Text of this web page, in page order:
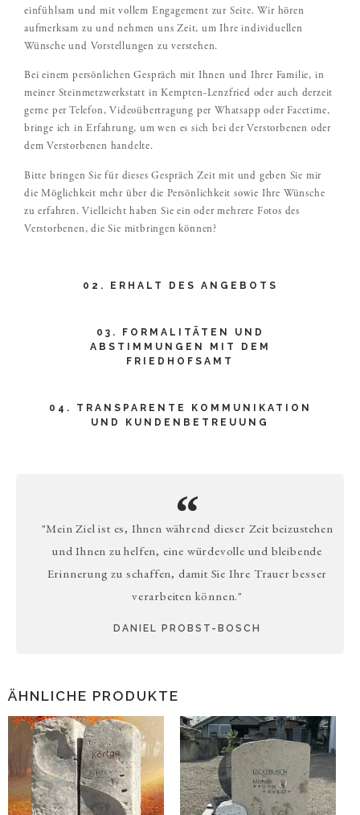
02. ERHALT DES ANGEBOTS
03. FORMALITÄTEN UND
ABSTIMMUNGEN MIT DEM
FRIEDHOFSAMT
04. TRANSPARENTE KOMMUNIKATION
UND KUNDENBETREUUNG
einfühlsam und mit vollem Engagement zur Seite. Wir hören
aufmerksam zu und nehmen uns Zeit, um Ihre individuellen
Wünsche und Vorstellungen zu verstehen.
Bei einem persönlichen Gespräch mit Ihnen und Ihrer Familie, in
meiner Steinmetzwerkstatt in Kempten-Lenzfried oder auch derzeit
gerne per Telefon, Videoübertragung per Whatsapp oder Facetime,
bringe ich in Erfahrung, um wen es sich bei der Verstorbenen oder
dem Verstorbenen handelte.
Bitte bringen Sie für dieses Gespräch Zeit mit und geben Sie mir
die Möglichkeit mehr über die Persönlichkeit sowie Ihre Wünsche
zu erfahren. Vielleicht haben Sie ein oder mehrere Fotos des
Verstorbenen, die Sie mitbringen können?
"Mein Ziel ist es, Ihnen während dieser Zeit beizustehen
und Ihnen zu helfen, eine würdevolle und bleibende
Erinnerung zu schaffen, damit Sie Ihre Trauer besser
verarbeiten können."
DANIEL PROBST-BOSCH
ÄHNLICHE PRODUKTE